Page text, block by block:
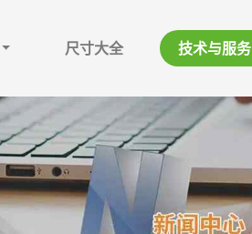
尺寸大全 技术与服务